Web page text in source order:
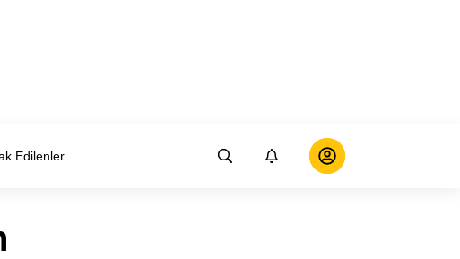
Edilenler